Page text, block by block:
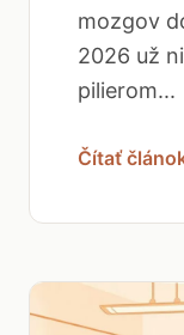
mozgov
2026 už
pilierom...
Čítať